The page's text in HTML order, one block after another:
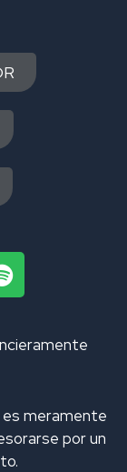
S
p
i
meramente
por un